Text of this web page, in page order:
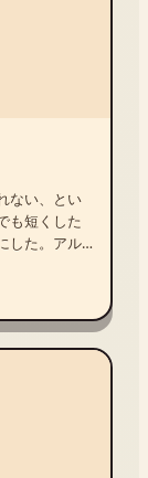
ない、とい
も短くした
した。アル
）、家
いうことを
。」(本文よ